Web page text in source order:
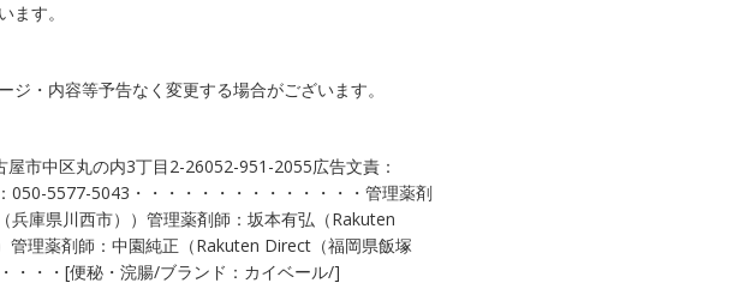
ます。
ジ・内容等予告なく変更する場合がございます。
市中区丸の内3丁目2-26052-951-2055広告文責：
050-5577-5043・・・・・・・・・・・・・・管理薬剤
兵庫県川西市））管理薬剤師：坂本有弘（Rakuten
管理薬剤師：中園純正（Rakuten Direct（福岡県飯塚
・・・[便秘・浣腸/ブランド：カイベール/]